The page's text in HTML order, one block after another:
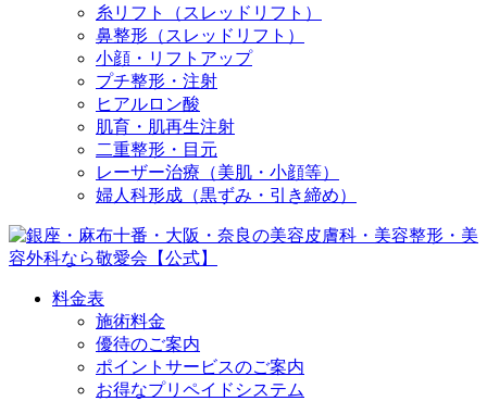
糸リフト（スレッドリフト）
鼻整形（スレッドリフト）
小顔・リフトアップ
プチ整形・注射
ヒアルロン酸
肌育・肌再生注射
二重整形・目元
レーザー治療（美肌・小顔等）
婦人科形成（黒ずみ・引き締め）
料金表
施術料金
優待のご案内
ポイントサービスのご案内
お得なプリペイドシステム